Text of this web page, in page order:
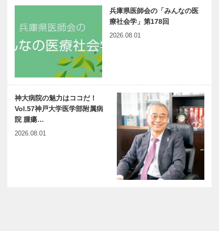
兵庫県医師会の「みんなの医
療社会学」第178回
2026.08.01
神大病院の魅力はココだ！
Vol.57神戸大学医学部附属病
院 腫瘍…
2026.08.01